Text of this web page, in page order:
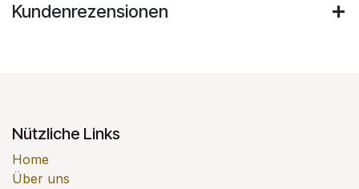
Kundenrezensionen
Nützliche Links
Home
Über uns